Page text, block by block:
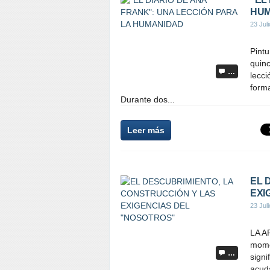
…
23
Durante dos...
Leer más
…
EL
23
LA